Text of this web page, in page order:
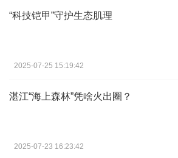
“科技铠甲”守护生态肌理
2025-07-25 15:19:42
湛江“海上森林”凭啥火出圈？
2025-07-23 16:23:42